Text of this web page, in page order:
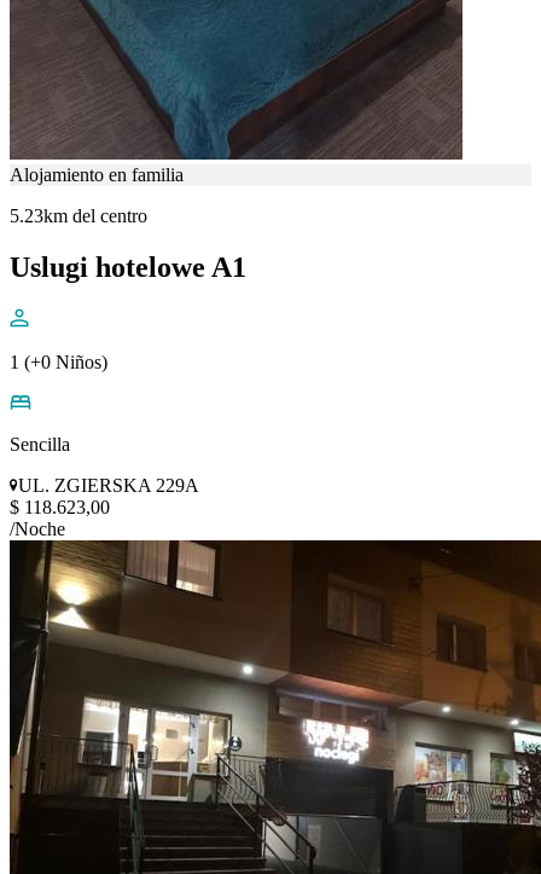
Alojamiento en familia
5.23km del centro
Uslugi hotelowe A1
1 (+0 Niños)
Sencilla
UL. ZGIERSKA 229A
$ 118.623,00
/Noche